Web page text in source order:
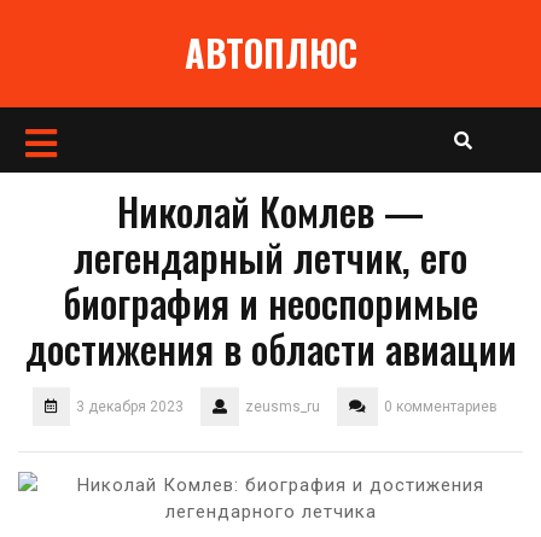
АВТОПЛЮС
Кнопка
Открыть
Николай Комлев —
легендарный летчик, его
биография и неоспоримые
достижения в области авиации
3 декабря 2023 zeusms_ru 0 комментариев